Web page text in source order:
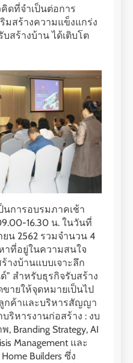
ดที่จำเป็นต่อการ
มสร้างความแข็งแกร่ง
สร้างบ้าน ได้เติบโต
การอบรมภาคเช้า
16.30 น. ในวันที่
ยน 2562 รวมจำนวน 4
าที่อยู่ในความสนใจ
างบ้านแบบเจาะลึก
” สำหรับธุรกิจรับสร้าง
ายให้จุดหมายเป็นไป
ลูกค้าและบริหารสัญญา
ริหารงานก่อสร้าง : งบ
Branding Strategy, AI
Management และ
Builders ซึ่ง